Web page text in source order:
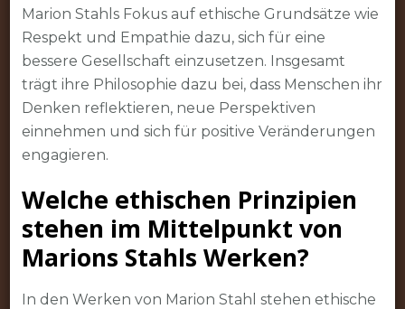
Marion Stahls Fokus auf ethische Grundsätze wie
Respekt und Empathie dazu, sich für eine
bessere Gesellschaft einzusetzen. Insgesamt
trägt ihre Philosophie dazu bei, dass Menschen ihr
Denken reflektieren, neue Perspektiven
einnehmen und sich für positive Veränderungen
engagieren.
Welche ethischen Prinzipien
stehen im Mittelpunkt von
Marions Stahls Werken?
In den Werken von Marion Stahl stehen ethische